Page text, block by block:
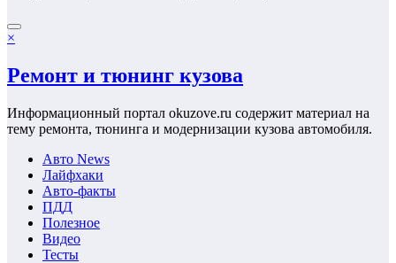
×
Ремонт и тюнинг кузова
Информационный портал okuzove.ru содержит материал на
тему ремонта, тюнинга и модернизации кузова автомобиля.
Авто News
Лайфхаки
Авто-факты
ПДД
Полезное
Видео
Тесты